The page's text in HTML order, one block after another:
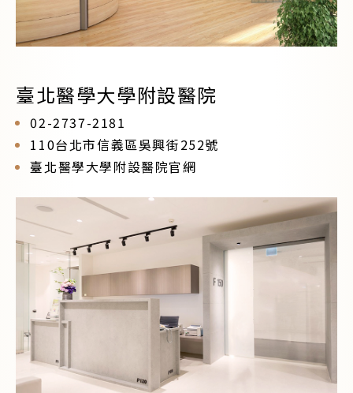
臺北醫學大學附設醫院
02-2737-2181
110台北市信義區吳興街252號
臺北醫學大學附設醫院官網